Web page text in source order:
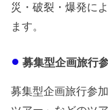
災・破裂・爆発に
ます。
募集型企画旅行
募集型企画旅行参